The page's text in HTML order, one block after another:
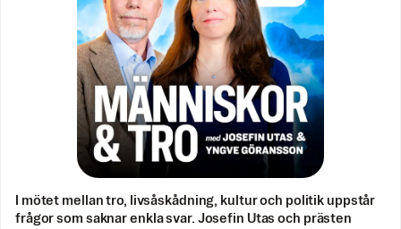
I mötet mellan tro, livsåskådning, kultur och politik uppstår
frågor som saknar enkla svar. Josefin Utas och prästen